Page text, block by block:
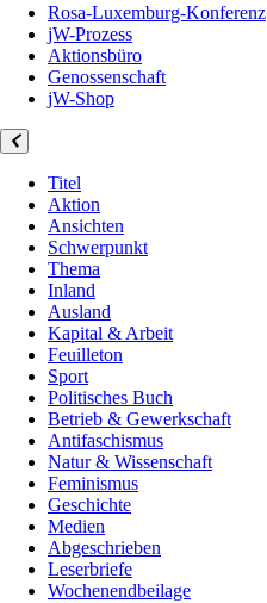
Rosa-Luxemburg-Konferenz
jW-Prozess
Aktionsbüro
Genossenschaft
jW-Shop
Titel
Aktion
Ansichten
Schwerpunkt
Thema
Inland
Ausland
Kapital & Arbeit
Feuilleton
Sport
Politisches Buch
Betrieb & Gewerkschaft
Antifaschismus
Natur & Wissenschaft
Feminismus
Geschichte
Medien
Abgeschrieben
Leserbriefe
Wochenendbeilage